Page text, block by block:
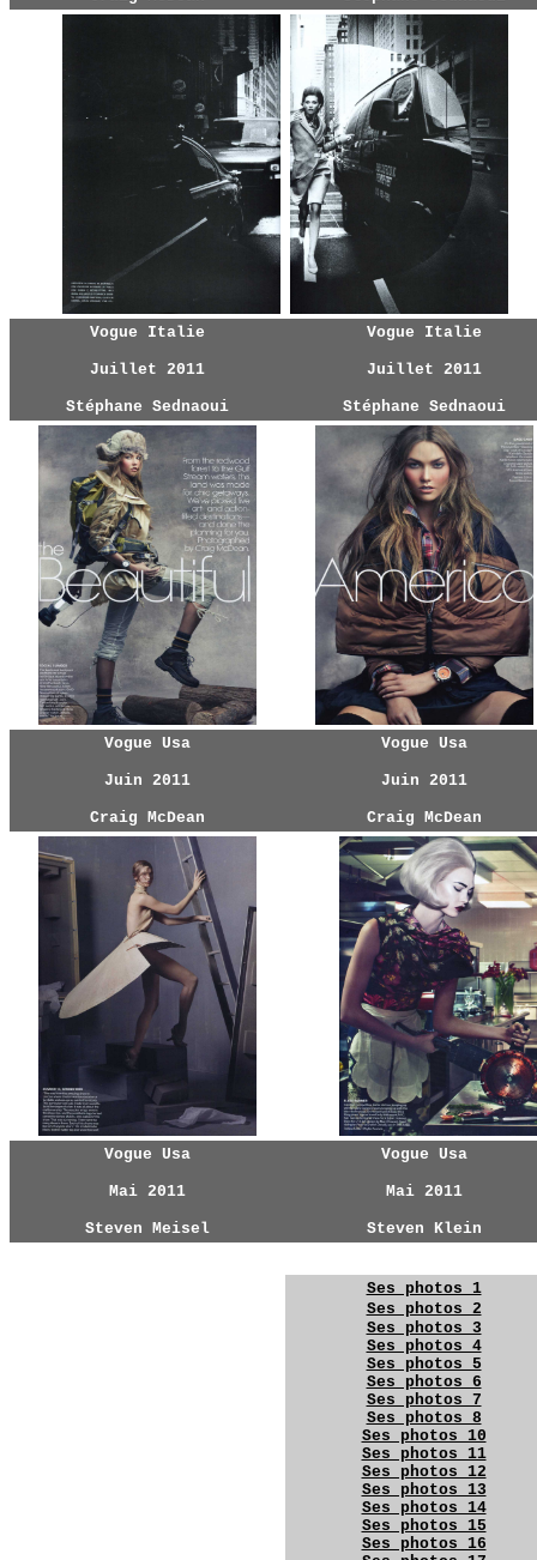
Vogue Italie
Juillet 2011
Stéphane Sednaoui
Vogue Italie
Juillet 2011
Stéphane Sednaoui
Vogue Usa
Juin 2011
Craig McDean
Vogue Usa
Juin 2011
Craig McDean
Vogue Usa
Mai 2011
Steven Meisel
Vogue Usa
Mai 2011
Steven Klein
Ses photos 1
Ses photos 2
Ses photos 3
Ses photos 4
Ses photos 5
Ses photos 6
Ses photos 7
Ses photos 8
Ses photos 10
Ses photos 11
Ses photos 12
Ses photos 13
Ses photos 14
Ses photos 15
Ses photos 16